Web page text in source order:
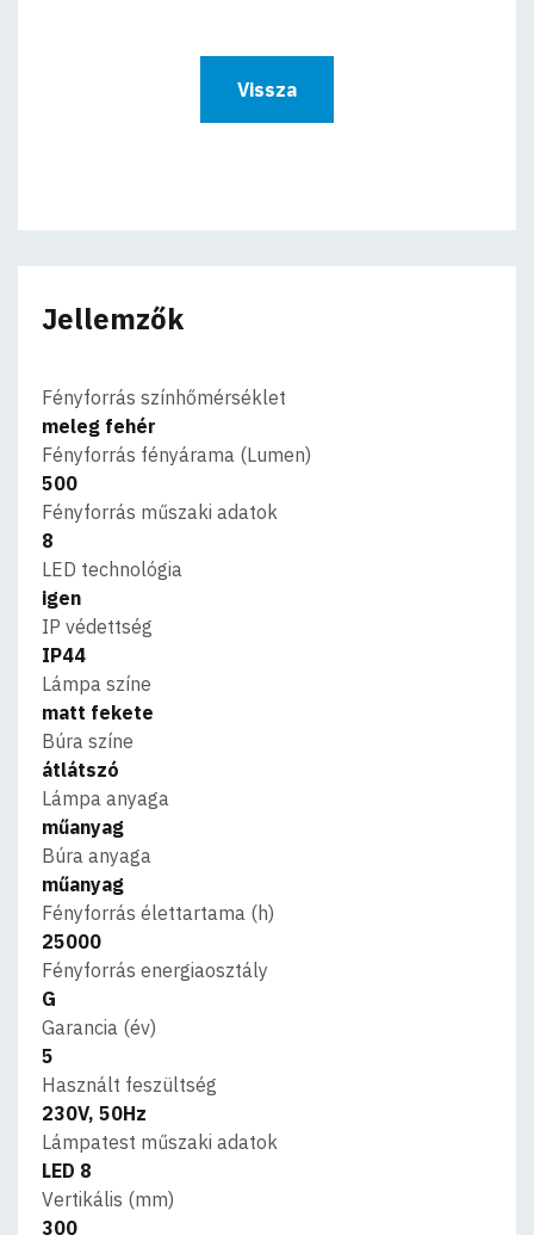
Vissza
Jellemzők
Fényforrás színhőmérséklet
meleg fehér
Fényforrás fényárama (Lumen)
500
Fényforrás műszaki adatok
8
LED technológia
igen
IP védettség
IP44
Lámpa színe
matt fekete
Búra színe
átlátszó
Lámpa anyaga
műanyag
Búra anyaga
műanyag
Fényforrás élettartama (h)
25000
Fényforrás energiaosztály
G
Garancia (év)
5
Használt feszültség
230V, 50Hz
Lámpatest műszaki adatok
LED 8
Vertikális (mm)
300